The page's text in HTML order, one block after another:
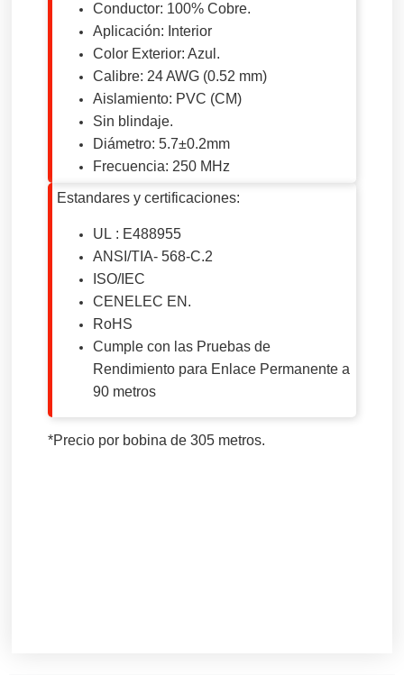
Conductor: 100% Cobre.
Aplicación: Interior
Color Exterior: Azul.
Calibre: 24 AWG (0.52 mm)
Aislamiento: PVC (CM)
Sin blindaje.
Diámetro: 5.7±0.2mm
Frecuencia: 250 MHz
Estandares y certificaciones:
UL : E488955
ANSI/TIA- 568-C.2
ISO/IEC
CENELEC EN.
RoHS
Cumple con las Pruebas de
Rendimiento para Enlace Permanente a
90 metros
*Precio por bobina de 305 metros.